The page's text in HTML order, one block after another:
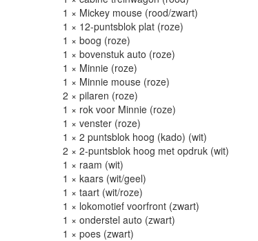
1 × Mickey mouse (rood/zwart)
1 × 12-puntsblok plat (roze)
1 × boog (roze)
1 × bovenstuk auto (roze)
1 × Minnie (roze)
1 × Minnie mouse (roze)
2 × pilaren (roze)
1 × rok voor Minnie (roze)
1 × venster (roze)
1 × 2 puntsblok hoog (kado) (wit)
2 × 2-puntsblok hoog met opdruk (wit)
1 × raam (wit)
1 × kaars (wit/geel)
1 × taart (wit/roze)
1 × lokomotief voorfront (zwart)
1 × onderstel auto (zwart)
1 × poes (zwart)